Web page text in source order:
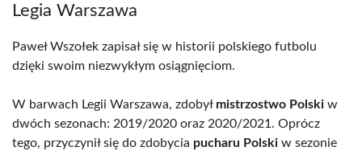
Legia Warszawa
Paweł Wszołek zapisał się w historii polskiego futbolu
dzięki swoim niezwykłym osiągnięciom.
W barwach Legii Warszawa, zdobył mistrzostwo Polski w
dwóch sezonach: 2019/2020 oraz 2020/2021. Oprócz
tego, przyczynił się do zdobycia pucharu Polski w sezonie